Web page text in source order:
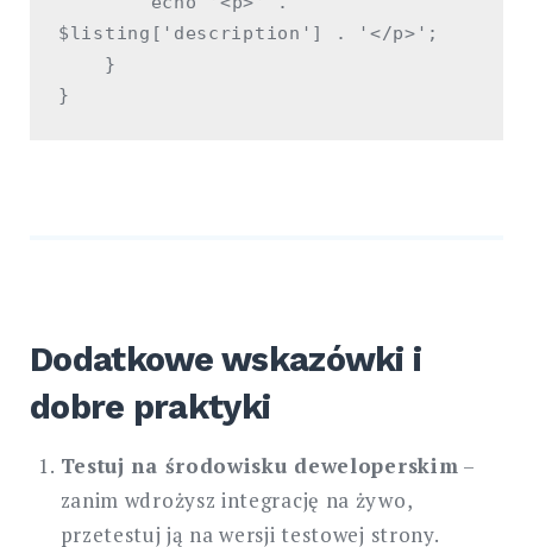
$listing['description'] . '</p>';
Dodatkowe wskazówki i
dobre praktyki
Testuj na środowisku deweloperskim –
zanim wdrożysz integrację na żywo,
przetestuj ją na wersji testowej strony.